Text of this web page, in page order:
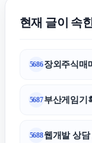
현재 글이 속
5686장외주식매
5687부산게임기
5688웹개발 상담